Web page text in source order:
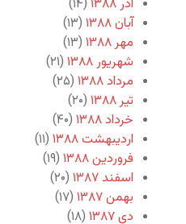
آذر ۱۳۸۸
(۱۴)
آبان ۱۳۸۸
(۱۳)
مهر ۱۳۸۸
(۱۳)
شهریور ۱۳۸۸
(۲۱)
مرداد ۱۳۸۸
(۲۵)
تیر ۱۳۸۸
(۲۰)
خرداد ۱۳۸۸
(۴۰)
اردیبهشت ۱۳۸۸
(۱۱)
فروردین ۱۳۸۸
(۱۹)
اسفند ۱۳۸۷
(۲۰)
بهمن ۱۳۸۷
(۱۷)
دی ۱۳۸۷
(۱۸)